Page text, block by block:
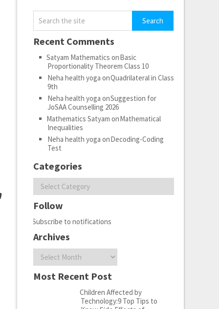
Recent Comments
Satyam Mathematics onBasic
Proportionality Theorem Class 10
Neha health yoga onQuadrilateral in Class
9th
Neha health yoga onSuggestion for
JoSAA Counselling 2026
Mathematics Satyam onMathematical
Inequalities
Neha health yoga onDecoding-Coding
Test
Categories
Categories
Follow
Subscribe to notifications
Archives
Archives
Most Recent Post
Children Affected by
Technology:9 Top Tips to